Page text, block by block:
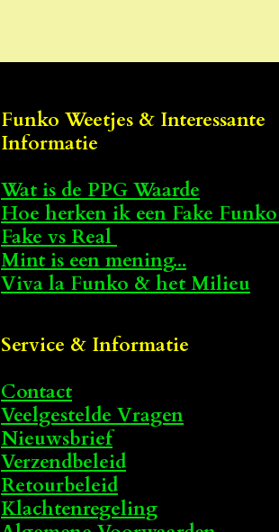
Funko Weetjes & Interessante
Informatie
Wat is de PPG Waarde
Hoe herken ik een Fake Funko
Fake vs Real
Mint is een mening...
Viva la Funko & het Milieu
Service & Informatie
Contact
Veelgestelde Vragen
Nieuwsbrief
Verzendbeleid
Retourbeleid
Klachtenregeling